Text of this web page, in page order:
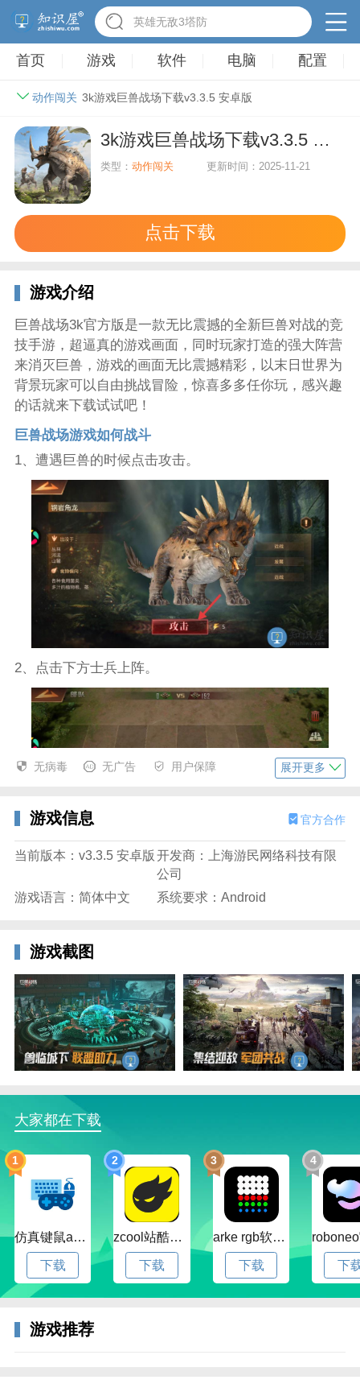
驾考家园手游
首页 游戏 软件 电脑 配置
动作闯关 3k游戏巨兽战场下载v3.3.5 安卓版
3k游戏巨兽战场下载v3.3.5 安卓版
类型：动作闯关 更新时间：2025-11-21
点击下载
游戏介绍
巨兽战场3k官方版是一款无比震撼的全新巨兽对战的竞
技手游，超逼真的游戏画面，同时玩家打造的强大阵营
来消灭巨兽，游戏的画面无比震撼精彩，以末日世界为
背景玩家可以自由挑战冒险，惊喜多多任你玩，感兴趣
的话就来下载试试吧！
巨兽战场游戏如何战斗
1、遭遇巨兽的时候点击攻击。
2、点击下方士兵上阵。
3、列阵完毕后点击开始战斗。
常以恐龙为主题的战斗游戏，游戏中有大量的史前生物
出现，对抗丧尸非常的危险，基本上你可以和其他玩家
一起组队挑战强大的变异丧尸，你将复活侏罗纪时代的
各种恐龙，以及许多上古生物，让他们成为你的战斗兵
器，打造一支强大的巨兽部队。
无病毒 无广告 用户保障 展开更多
游戏信息 官方合作
当前版本：v3.3.5 安卓版 开发商：上海游民网络科技有限
公司
游戏语言：简体中文
系统要求：Android
游戏截图
大家都在下载
1
仿真键鼠app官方版下载v1.4.3.58 安卓最新版
下载
2
zcool站酷官方版下载v5.15.0 安卓最新版本
下载
3
arke rgb软件下载v20.0 安卓版
下载
4
下
游戏推荐